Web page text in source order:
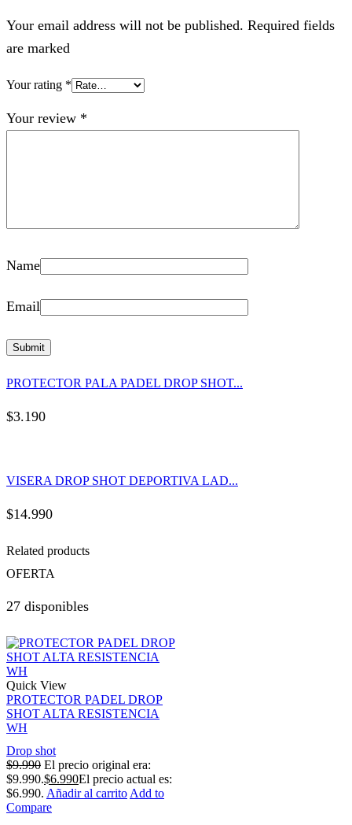
Your email address will not be published. Required fields
are marked
Your rating *
Your review *
Name
Email
PROTECTOR PALA PADEL DROP SHOT...
$3.190
VISERA DROP SHOT DEPORTIVA LAD...
$14.990
Related products
OFERTA
27 disponibles
Quick View
PROTECTOR PADEL DROP
SHOT ALTA RESISTENCIA
WH
Drop shot
$9.990 El precio original era:
$9.990.$6.990El precio actual es:
$6.990. Añadir al carrito Add to
Compare